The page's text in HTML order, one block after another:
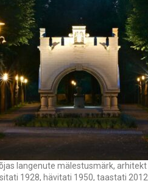
langenute mälestusmärk, arhitekt
1928, hävitati 1950, taastati